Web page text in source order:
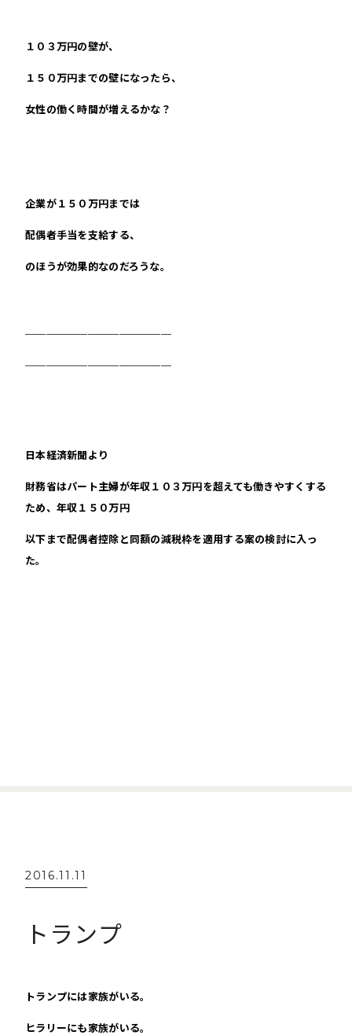
１０３万円の壁が、
１５０万円までの壁になったら、
女性の働く時間が増えるかな？
企業が１５０万円までは
配偶者手当を支給する、
のほうが効果的なのだろうな。
日本経済新聞より
財務省はパート主婦が年収１０３万円を超えても働きやすくする
ため、年収１５０万円
以下まで配偶者控除と同額の減税枠を適用する案の検討に入っ
た。
2016.11.11
トランプ
トランプには家族がいる。
ヒラリーにも家族がいる。